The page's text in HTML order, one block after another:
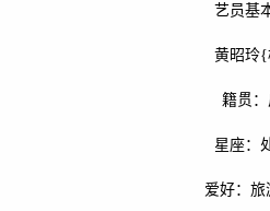
艺员基
黄昭玲
籍贯
星座：
爱好：旅